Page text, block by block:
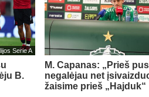
Serie A
B.
M. Capanas: „Prieš
negalėjau net
žaisime prieš „Hajduk“